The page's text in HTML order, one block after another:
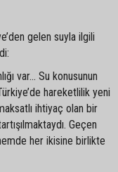
gelen suyla ilgili
var... Su konusunun
hareketlilik yeni
ihtiyaç olan bir
Geçen
her ikisine birlikte